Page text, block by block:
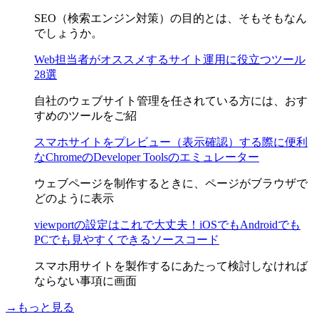
SEO（検索エンジン対策）の目的とは、そもそもなん
でしょうか。
Web担当者がオススメするサイト運用に役立つツール
28選
自社のウェブサイト管理を任されている方には、おす
すめのツールをご紹
スマホサイトをプレビュー（表示確認）する際に便利
なChromeのDeveloper Toolsのエミュレーター
ウェブページを制作するときに、ページがブラウザで
どのように表示
viewportの設定はこれで大丈夫！iOSでもAndroidでも
PCでも見やすくできるソースコード
スマホ用サイトを製作するにあたって検討しなければ
ならない事項に画面
→もっと見る